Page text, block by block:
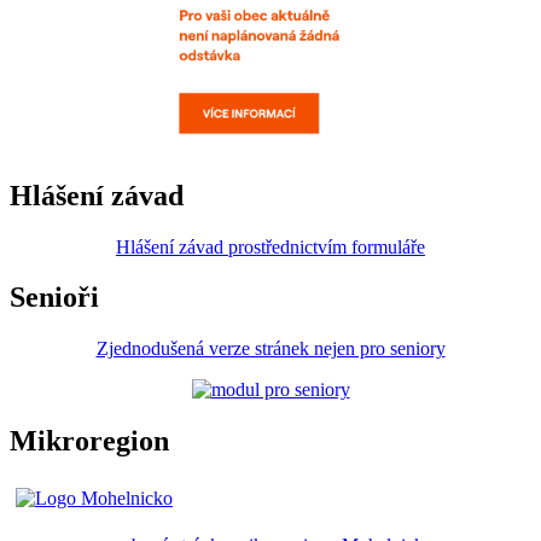
Hlášení závad
Hlášení závad prostřednictvím formuláře
Senioři
Zjednodušená verze stránek nejen pro seniory
Mikroregion